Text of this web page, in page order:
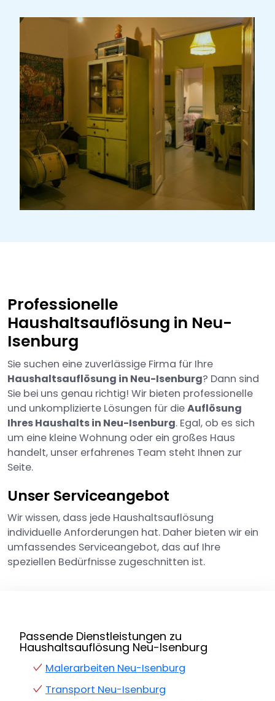
Professionelle
Haushaltsauflösung in Neu-
Isenburg
Sie suchen eine zuverlässige Firma für Ihre
Haushaltsauflösung in Neu-Isenburg? Dann sind
Sie bei uns genau richtig! Wir bieten professionelle
und unkomplizierte Lösungen für dieAuflösung
Ihres Haushalts in Neu-Isenburg. Egal, ob es sich
um eine kleine Wohnung oder ein großes Haus
handelt, unser erfahrenes Team steht Ihnen zur
Seite.
Unser Serviceangebot
Wir wissen, dass jede Haushaltsauflösung
individuelle Anforderungen hat. Daher bieten wir ein
umfassendes Serviceangebot, das auf Ihre
speziellen Bedürfnisse zugeschnitten ist.
Passende Dienstleistungen zu
Haushaltsauflösung Neu-Isenburg
Malerarbeiten Neu-Isenburg
Transport Neu-Isenburg